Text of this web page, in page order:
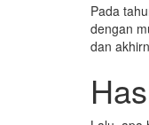
Pada
dengan
dan